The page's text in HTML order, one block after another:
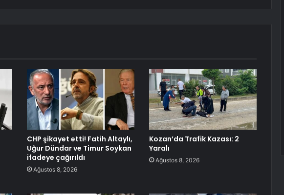
CHP şikayet etti! Fatih Altaylı,
Uğur Dündar ve Timur Soykan
ifadeye çağırıldı
Ağustos 8, 2026
Kozan’da Trafik Kazası: 2
Yaralı
Ağustos 8, 2026